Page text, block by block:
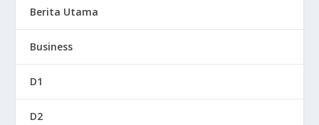
Berita Utama
Business
D1
D2